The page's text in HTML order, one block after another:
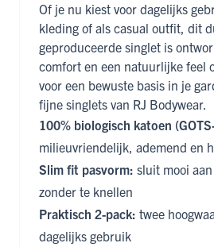
Of je nu kiest voor dagelijks
kleding of als casual outfit, dit
geproduceerde singlet is
comfort en een natuurlijke feel
voor een bewuste basis in je
fijne singlets van RJ Bodywear.
100% biologisch katoen
milieuvriendelijk, ademend en
Slim fit pasvorm: sluit mooi
zonder te knellen
Praktisch 2-pack: twee
dagelijks gebruik